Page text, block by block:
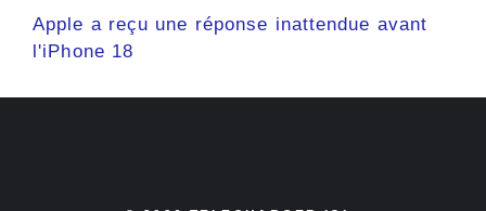
Apple a reçu une réponse inattendue avant
l'iPhone 18